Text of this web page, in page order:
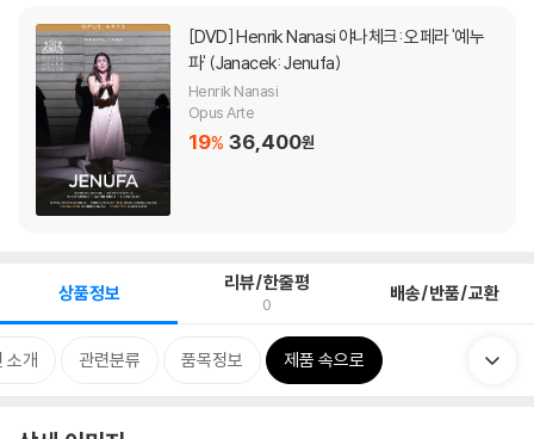
[DVD]Henrik Nanasi 야나체크: 오페라 '예누
파' (Janacek: Jenufa)
Henrik Nanasi
Opus Arte
19% 36,400원
상품정보 리뷰/한줄평
0 배송/반품/교환
소개 관련분류 품목정보 제품 속으로